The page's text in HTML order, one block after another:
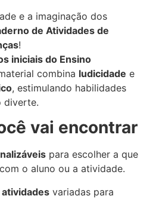
e a imaginação dos
de Atividades de
!
iniciais do Ensino
combina ludicidade e
, estimulando habilidades
diverte.
vai encontrar
para escolher a que
o aluno ou a atividade.
variadas para